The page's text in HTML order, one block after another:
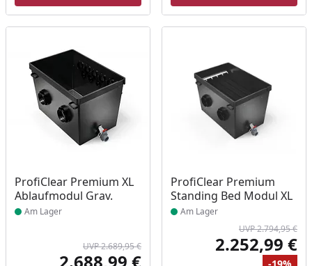
ProfiClear Premium XL
Ablaufmodul Grav.
Produkt am Lager
Am Lager
UVP 2.689,95 €
ProfiClear Premium
Standing Bed Modul XL
Produkt am Lager
Am Lager
UVP 2.794,95 €
2.252,99 €